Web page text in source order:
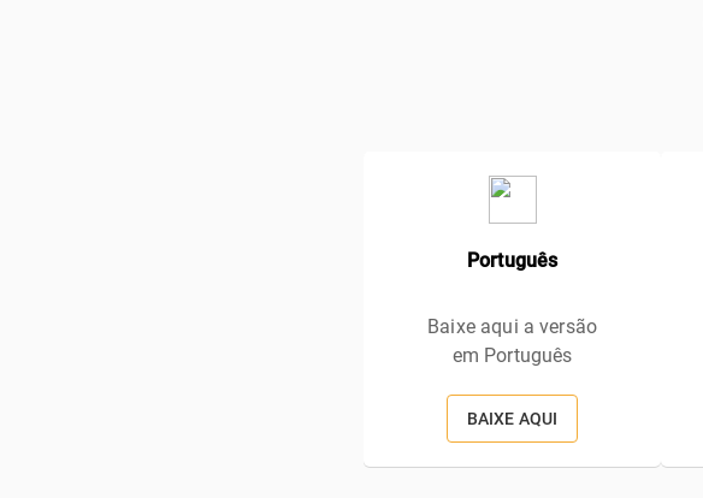
Português
Baixe aqui a versão
em Português
BAIXE AQUI